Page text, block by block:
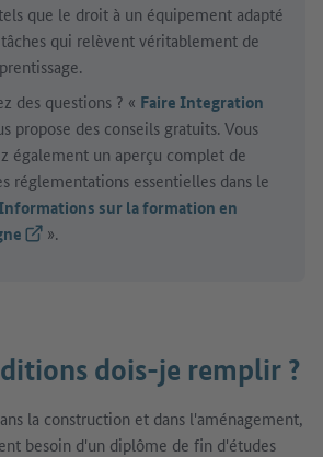
que le droit à un équipement adapté
qui relèvent véritablement de
des questions ? « Faire Integration
propose des conseils gratuits. Vous
également un aperçu complet de
réglementations essentielles dans le
Informations sur la formation en
(Lien externe)
».
dois-je remplir ?
la construction et dans l'aménagement,
besoin d'un diplôme de fin d'études